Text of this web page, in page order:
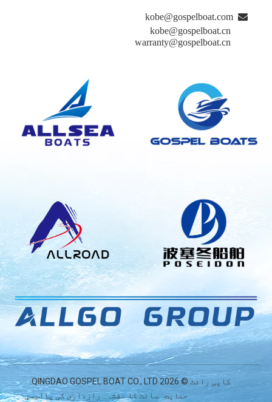

kobe@gospelboat.com
کاپی رائٹ ©2026
حمایت سائٹ کا نقشہ رازداری کی پالیسی